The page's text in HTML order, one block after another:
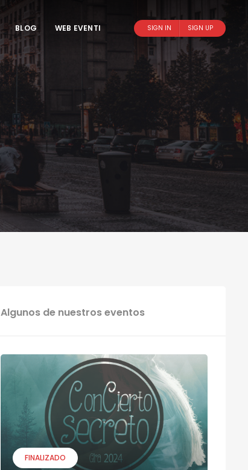
BLOG WEB EVENTI SIGN IN SIGN UP
Algunos de nuestros eventos
FINALIZADO